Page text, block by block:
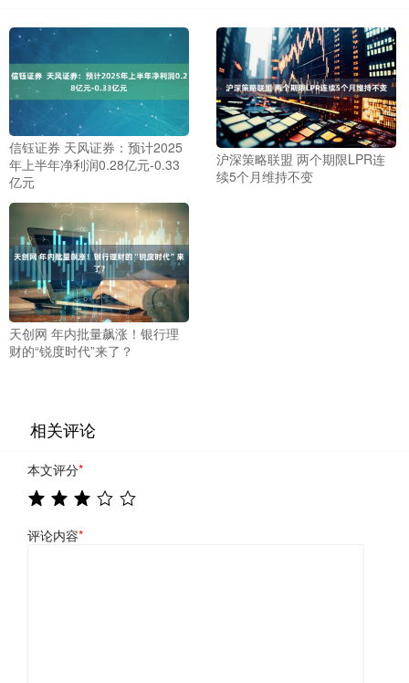
信钰证券 天风证券：预计2025
年上半年净利润0.28亿元-0.33
亿元
沪深策略联盟 两个期限LPR连
续5个月维持不变
天创网 年内批量飙涨！银行理
财的“锐度时代”来了？
相关评论
本文评分*
评论内容*